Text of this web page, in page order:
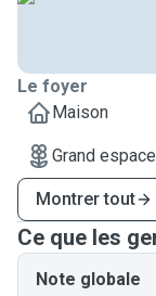
Le foyer
Maison
Grand
Montrer tout
Ce que les
Note globale